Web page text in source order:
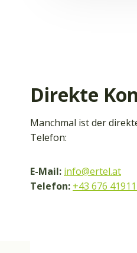
Direkte
Manchmal ist der
Telefon:
E-Mail: info@ertel.at
Telefon: +43 676